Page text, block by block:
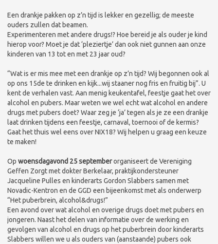
Een drankje pakken op z’n tijd is lekker en gezellig; de meeste
ouders zullen dat beamen.
Experimenteren met andere drugs!? Hoe bereid je als ouder je kind
hierop voor? Moet je dat ‘pleziertje’ dan ook niet gunnen aan onze
kinderen van 13 tot en met 23 jaar oud?
“Wat is er mis mee met een drankje op z’n tijd? Wij begonnen ook al
op ons 15de te drinken en kijk...wij staaner nog fris en fruitig bij”. U
kent de verhalen vast. Aan menig keukentafel, feestje gaat het over
alcohol en pubers. Maar weten we wel echt wat alcohol en andere
drugs met pubers doet? Waar zeg je ‘ja’ tegen als je ze een drankje
laat drinken tijdens een feestje, carnaval, toernooi of de kermis?
Gaat het thuis wel eens over NIX18? Wij helpen u graag een keuze
te maken!
Op woensdagavond 25 septemberorganiseert de Vereniging
Geffen Zorgt met dokter Berkelaar, praktijkondersteuner
Jacqueline Pulles en kinderarts Gordon Slabbers samen met
Novadic-Kentron en de GGD een bijeenkomst met als onderwerp
“Het puberbrein, alcohol&drugs!”
Een avond over wat alcohol en overige drugs doet met pubers en
jongeren. Naast het delen van informatie over de werking en
gevolgen van alcohol en drugs op het puberbrein door kinderarts
Slabbers willen we u als ouders van (aanstaande) pubers ook